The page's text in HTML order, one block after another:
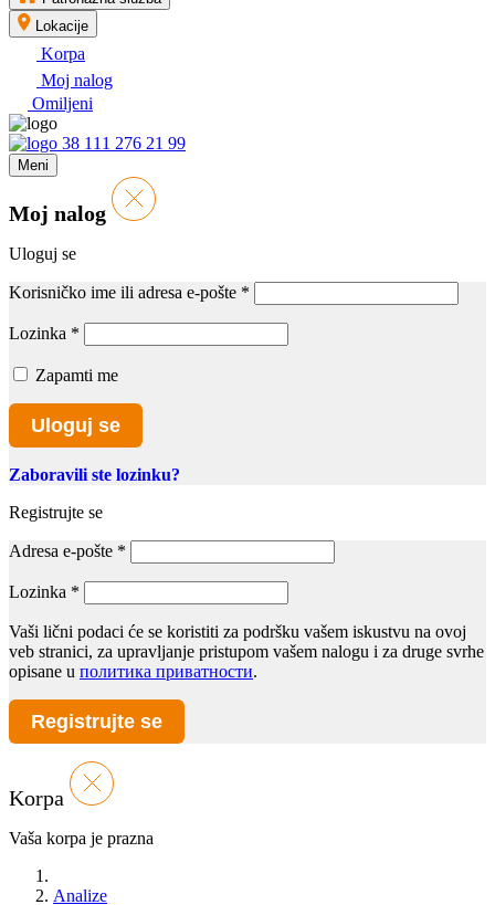
Lokacije
Korpa
Moj nalog
Omiljeni
38 111 276 21 99
Meni
Moj nalog
Uloguj se
Korisničko ime ili adresa e-pošte *
Lozinka *
Zapamti me
Uloguj se
Zaboravili ste lozinku?
Registrujte se
Adresa e-pošte *
Lozinka *
Vaši lični podaci će se koristiti za podršku vašem iskustvu na ovoj
veb stranici, za upravljanje pristupom vašem nalogu i za druge svrhe
opisane u политика приватности.
Registrujte se
Korpa
Vaša korpa je prazna
Analize